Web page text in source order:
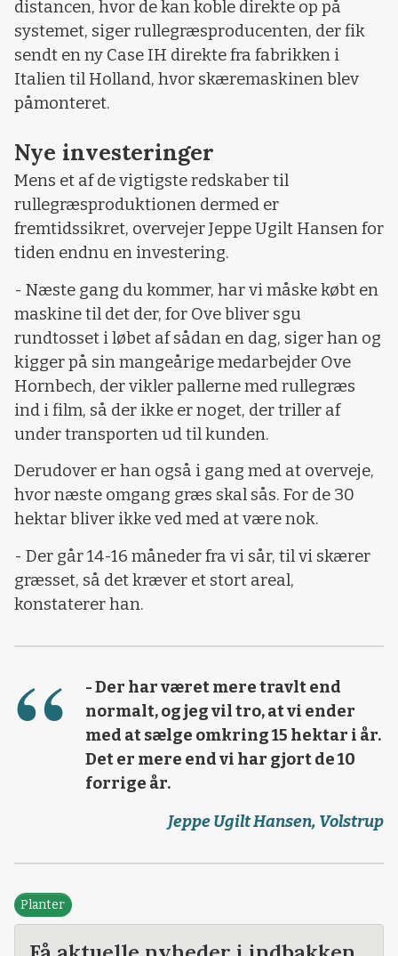
distancen, hvor de kan koble direkte op på
systemet, siger rullegræsproducenten, der fik
sendt en ny Case IH direkte fra fabrikken i
Italien til Holland, hvor skæremaskinen blev
påmonteret.
Nye investeringer
Mens et af de vigtigste redskaber til
rullegræsproduktionen dermed er
fremtidssikret, overvejer Jeppe Ugilt Hansen for
tiden endnu en investering.
- Næste gang du kommer, har vi måske købt en
maskine til det der, for Ove bliver sgu
rundtosset i løbet af sådan en dag, siger han og
kigger på sin mangeårige medarbejder Ove
Hornbech, der vikler pallerne med rullegræs
ind i film, så der ikke er noget, der triller af
under transporten ud til kunden.
Derudover er han også i gang med at overveje,
hvor næste omgang græs skal sås. For de 30
hektar bliver ikke ved med at være nok.
- Der går 14-16 måneder fra vi sår, til vi skærer
græsset, så det kræver et stort areal,
konstaterer han.
- Der har været mere travlt end
normalt, og jeg vil tro, at vi ender
med at sælge omkring 15 hektar i år.
Det er mere end vi har gjort de 10
forrige år.
Jeppe Ugilt Hansen, Volstrup
Planter